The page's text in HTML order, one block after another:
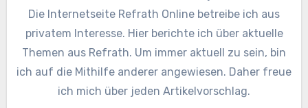
Die Internetseite Refrath Online betreibe ich aus
privatem Interesse. Hier berichte ich über aktuelle
Themen aus Refrath. Um immer aktuell zu sein, bin
ich auf die Mithilfe anderer angewiesen. Daher freue
ich mich über jeden Artikelvorschlag.